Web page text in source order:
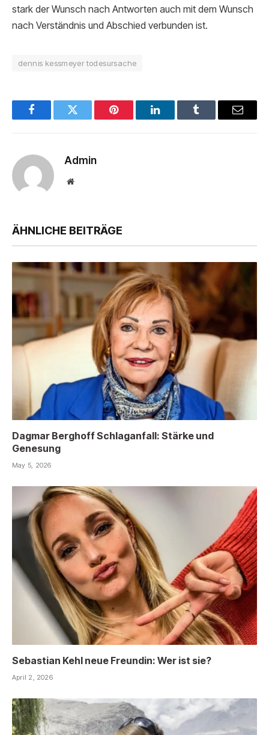
stark der Wunsch nach Antworten auch mit dem Wunsch
nach Verständnis und Abschied verbunden ist.
dennis kessmeyer todesursache
FacebookTwitter Pinterest LinkedInTumblr Email
Admin
Website
ÄHNLICHE BEITRÄGE
Dagmar Berghoff Schlaganfall: Stärke und
Genesung
May 5, 2026
Sebastian Kehl neue Freundin: Wer ist sie?
April 2, 2026